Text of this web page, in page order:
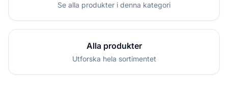
Se alla produkter i denna kategori
Alla produkter
Utforska hela sortimentet